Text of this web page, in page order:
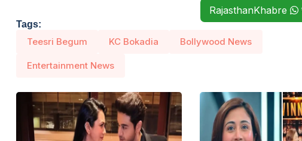
RajasthanKhabre
Tags:
Teesri Begum KC Bokadia Bollywood News
Entertainment News